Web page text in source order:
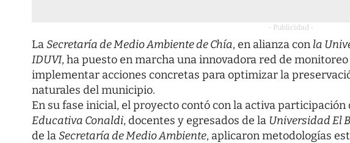
- Publicidad -
LaSecretaría de Medio Ambiente de Chía, en alianza con la
IDUVI, ha puesto en marcha una innovadora red de
implementar acciones concretas para optimizar la
naturales del municipio.
En su fase inicial, el proyecto contó con la activa
Educativa Conaldi, docentes y egresados de la Universidad El
de laSecretaría de Medio Ambiente, aplicaron metodologías